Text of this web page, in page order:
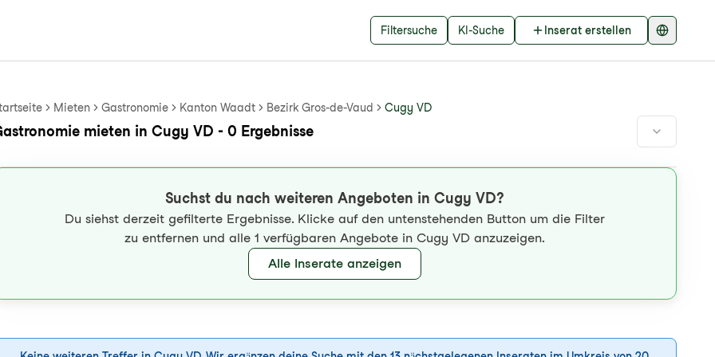
Filtersuche KI-Suche Inserat erstellen
Mieten Gastronomie Kanton Waadt Bezirk Gros-de-Vaud Cugy VD
mieten in Cugy VD - 0 Ergebnisse
Suchst du nach weiteren Angeboten in Cugy VD?
Du siehst derzeit gefilterte Ergebnisse. Klicke auf den untenstehenden Button um die Filter
zu entfernen und alle 1 verfügbaren Angebote in Cugy VD anzuzeigen.
Alle Inserate anzeigen